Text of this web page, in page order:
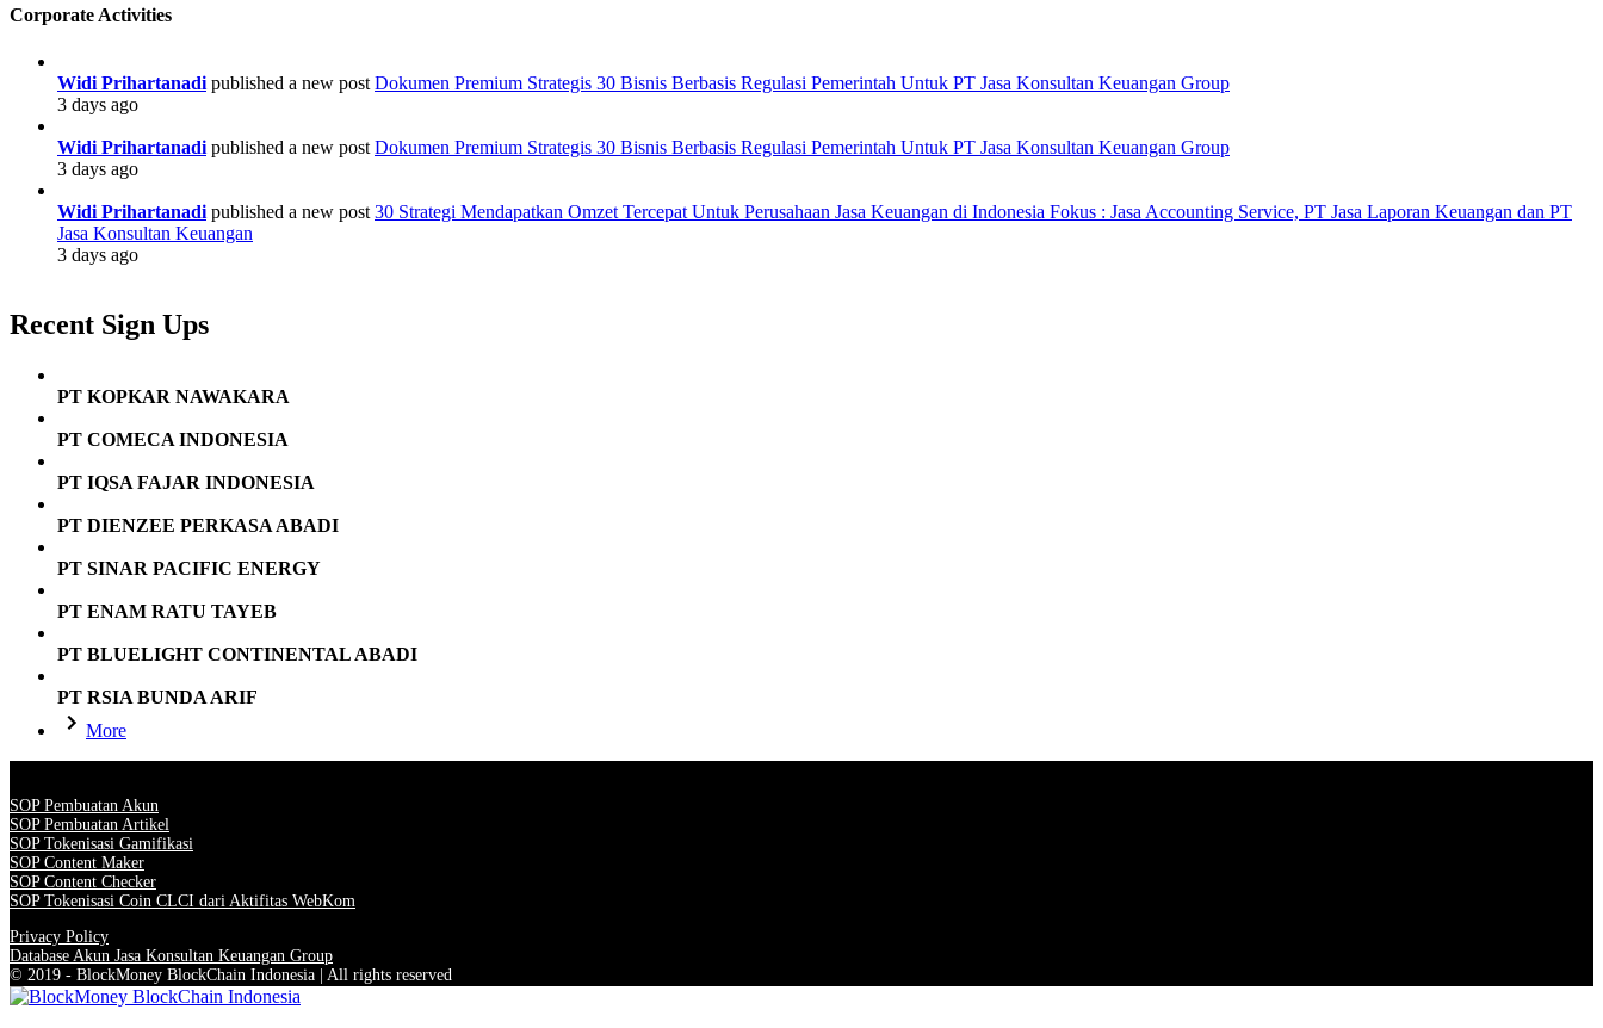
Corporate Activities
Widi Prihartanadi published a new post Dokumen Premium Strategis 30 Bisnis Berbasis Regulasi Pemerintah Untuk PT Jasa Konsultan Keuangan Group
3 days ago
Widi Prihartanadi published a new post Dokumen Premium Strategis 30 Bisnis Berbasis Regulasi Pemerintah Untuk PT Jasa Konsultan Keuangan Group
3 days ago
Widi Prihartanadi published a new post 30 Strategi Mendapatkan Omzet Tercepat Untuk Perusahaan Jasa Keuangan di Indonesia Fokus : Jasa Accounting Service, PT Jasa Laporan Keuangan dan PT
Jasa Konsultan Keuangan
3 days ago
Recent Sign Ups
PT KOPKAR NAWAKARA
PT COMECA INDONESIA
PT IQSA FAJAR INDONESIA
PT DIENZEE PERKASA ABADI
PT SINAR PACIFIC ENERGY
PT ENAM RATU TAYEB
PT BLUELIGHT CONTINENTAL ABADI
PT RSIA BUNDA ARIF
More
SOP Pembuatan Akun
SOP Pembuatan Artikel
SOP Tokenisasi Gamifikasi
SOP Content Maker
SOP Content Checker
SOP Tokenisasi Coin CLCI dari Aktifitas WebKom
Privacy Policy
Database Akun Jasa Konsultan Keuangan Group
© 2019 - BlockMoney BlockChain Indonesia | All rights reserved